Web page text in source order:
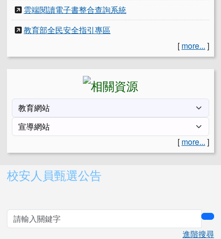
雲端閱讀電子書整合查詢系統
教育部全民安全指引專區
[ more... ]
[ more... ]
右邊區域內容
校安人員甄選公告
進階搜尋